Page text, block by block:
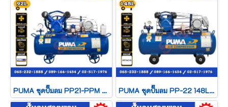
PUMA ชุดปั๊มลม PP21-PPM 220V 92L 2 สูบ + มอเตอร์ 1HP 220V PUMA PUMA ชุดปั๊มลม PP-22 148L 2 สูบ + มอเตอร์ 2HP 220V HITACHI